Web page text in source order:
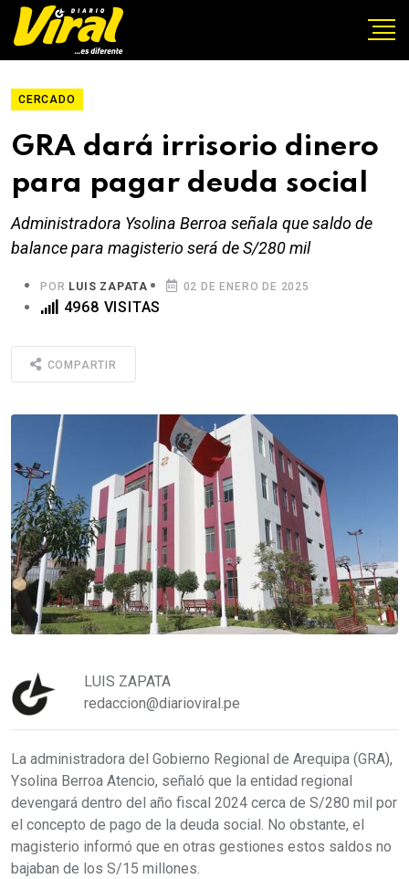
CERCADO
GRA dará irrisorio dinero
para pagar deuda social
Administradora Ysolina Berroa señala que saldo de
balance para magisterio será de S/280 mil
POR LUIS ZAPATA 02 DE ENERO DE 2025
4968 VISITAS
COMPARTIR
LUIS ZAPATA
redaccion@diarioviral.pe
La administradora del Gobierno Regional de Arequipa (GRA),
Ysolina Berroa Atencio, señaló que la entidad regional
devengará dentro del año fiscal 2024 cerca de S/280 mil por
el concepto de pago de la deuda social. No obstante, el
magisterio informó que en otras gestiones estos saldos no
bajaban de los S/15 millones.